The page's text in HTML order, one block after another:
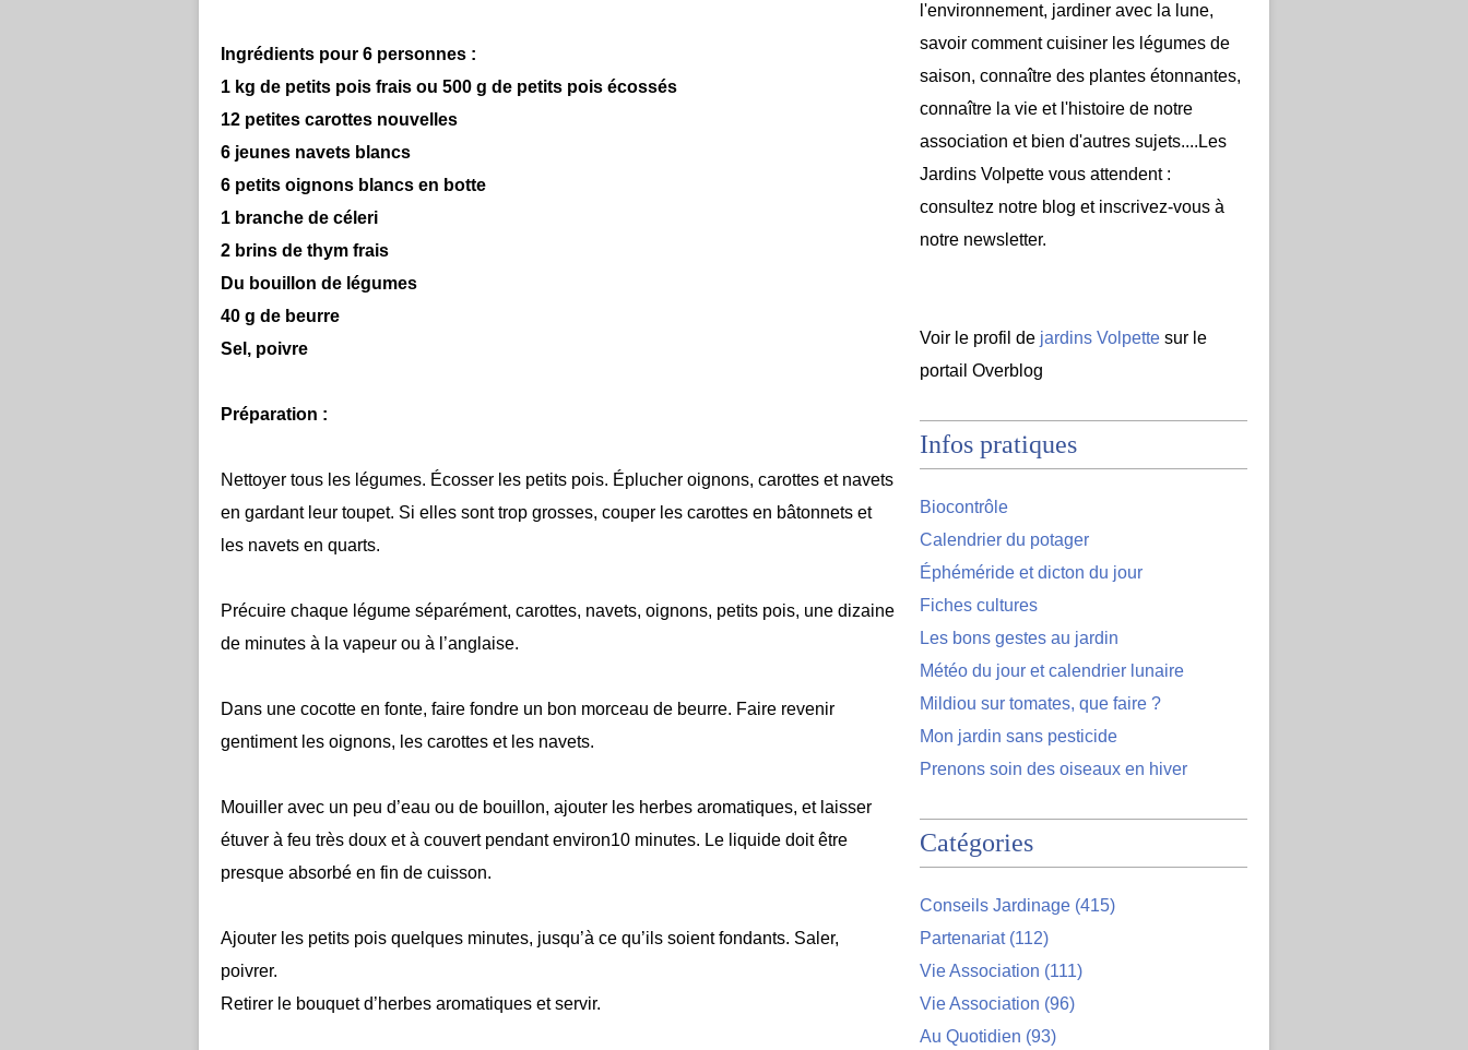
Ingrédients pour 6 personnes :
1 kg de petits pois frais ou 500 g de petits pois écossés
12 petites carottes nouvelles
6 jeunes navets blancs
6 petits oignons blancs en botte
1 branche de céleri
2 brins de thym frais
Du bouillon de légumes
40 g de beurre
Sel, poivre
Préparation :
Nettoyer tous les légumes. Écosser les petits pois. Éplucher oignons, carottes et navets
en gardant leur toupet. Si elles sont trop grosses, couper les carottes en bâtonnets et
les navets en quarts.
Précuire chaque légume séparément, carottes, navets, oignons, petits pois, une dizaine
de minutes à la vapeur ou à l’anglaise.
Dans une cocotte en fonte, faire fondre un bon morceau de beurre. Faire revenir
gentiment les oignons, les carottes et les navets.
Mouiller avec un peu d’eau ou de bouillon, ajouter les herbes aromatiques, et laisser
étuver à feu très doux et à couvert pendant environ10 minutes. Le liquide doit être
presque absorbé en fin de cuisson.
Ajouter les petits pois quelques minutes, jusqu’à ce qu’ils soient fondants. Saler,
poivrer.
Retirer le bouquet d’herbes aromatiques et servir.
l'environnement, jardiner avec la lune,
savoir comment cuisiner les légumes de
saison, connaître des plantes étonnantes,
connaître la vie et l'histoire de notre
association et bien d'autres sujets....Les
Jardins Volpette vous attendent :
consultez notre blog et inscrivez-vous à
notre newsletter.
Voir le profil de jardins Volpette sur le
portail Overblog
Infos pratiques
Biocontrôle
Calendrier du potager
Éphéméride et dicton du jour
Fiches cultures
Les bons gestes au jardin
Météo du jour et calendrier lunaire
Mildiou sur tomates, que faire ?
Mon jardin sans pesticide
Prenons soin des oiseaux en hiver
Catégories
Conseils Jardinage (415)
Partenariat(112)
Vie Association (111)
Vie Association (96)
Au Quotidien (93)